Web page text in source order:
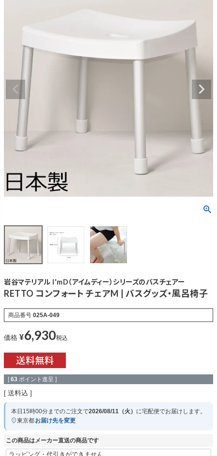
岩谷マテリアル I'mD（アイムディー）シリーズのバスチェアー
RETTO コンフォート チェアM | バスグッズ・風呂椅子
商品番号 025A-049
価格 ¥6,930税込
[ 63 ポイント進呈 ]
送料込
本日 15時00分までのご注文で2026/08/11（火） に宅配便でお届けします。
東京都お届け先を変更
この商品はメーカー直送の商品です